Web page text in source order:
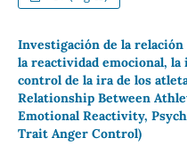
Investigación de la
la reactividad emocional, la
control de la ira de los
Relationship Between
Emotional Reactivity,
Trait Anger Control)